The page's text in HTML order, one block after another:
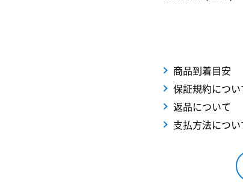
商品到着目安
保証規約につい
返品について
支払方法につい